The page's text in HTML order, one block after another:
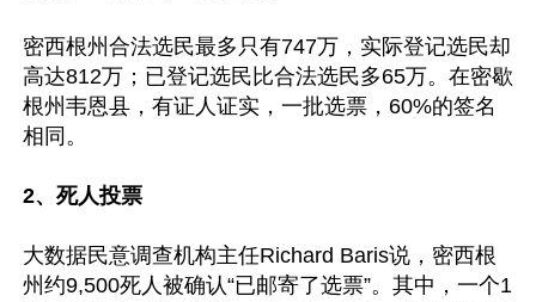
密西根州合法选民最多只有747万，实际登记选民却
高达812万；已登记选民比合法选民多65万。在密歇
根州韦恩县，有证人证实，一批选票，60%的签名
相同。
2、死人投票
大数据民意调查机构主任Richard Baris说，密西根
州约9,500死人被确认“已邮寄了选票”。其中，一个1